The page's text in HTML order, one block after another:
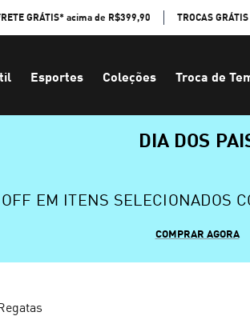
GRÁTIS* acima de R$399,90 TROCAS
Esportes Coleções Troca de
DIA DOS
EM ITENS SELECIONADOS
COMPRAR AGORA